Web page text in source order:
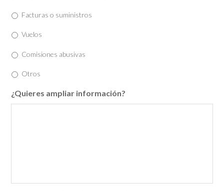
Facturas o suministros
Vuelos
Comisiones abusivas
Otros
¿Quieres ampliar información?